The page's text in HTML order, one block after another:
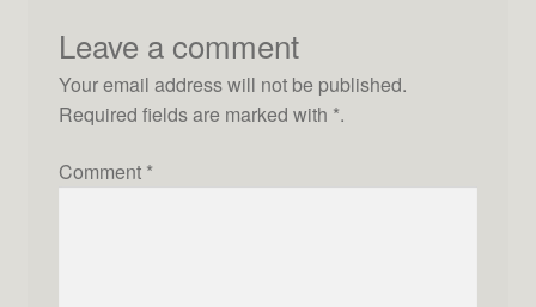
Leave a comment
Your email address will not be published.
Required fields are marked with *.
Comment *